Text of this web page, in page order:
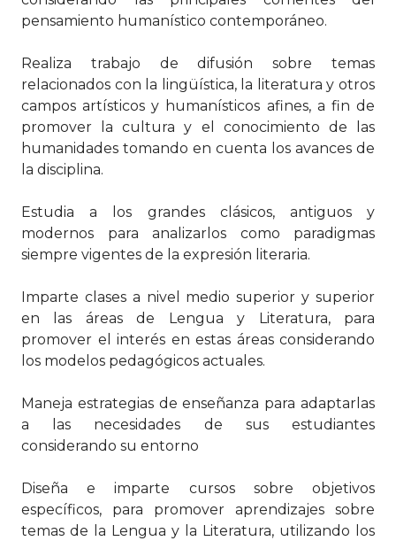
pensamiento humanístico contemporáneo.
Realiza trabajo de difusión sobre temas
relacionados con la lingüística, la literatura y otros
campos artísticos y humanísticos afines, a fin de
promover la cultura y el conocimiento de las
humanidades tomando en cuenta los avances de
la disciplina.
Estudia a los grandes clásicos, antiguos y
modernos para analizarlos como paradigmas
siempre vigentes de la expresión literaria.
Imparte clases a nivel medio superior y superior
en las áreas de Lengua y Literatura, para
promover el interés en estas áreas considerando
los modelos pedagógicos actuales.
Maneja estrategias de enseñanza para adaptarlas
a las necesidades de sus estudiantes
considerando su entorno
Diseña e imparte cursos sobre objetivos
específicos, para promover aprendizajes sobre
temas de la Lengua y la Literatura, utilizando los